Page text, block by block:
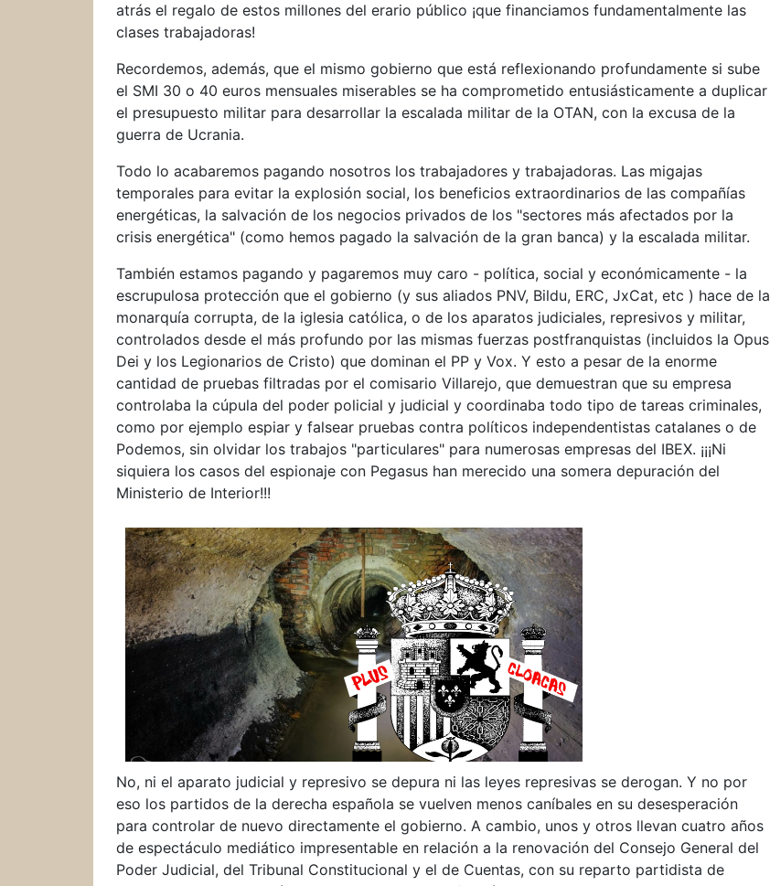
atrás el regalo de estos millones del erario público ¡que financiamos fundamentalmente las
clases trabajadoras!
Recordemos, además, que el mismo gobierno que está reflexionando profundamente si sube
el SMI 30 o 40 euros mensuales miserables se ha comprometido entusiásticamente a duplicar
el presupuesto militar para desarrollar la escalada militar de la OTAN, con la excusa de la
guerra de Ucrania.
Todo lo acabaremos pagando nosotros los trabajadores y trabajadoras. Las migajas
temporales para evitar la explosión social, los beneficios extraordinarios de las compañías
energéticas, la salvación de los negocios privados de los "sectores más afectados por la
crisis energética" (como hemos pagado la salvación de la gran banca) y la escalada militar.
También estamos pagando y pagaremos muy caro - política, social y económicamente - la
escrupulosa protección que el gobierno (y sus aliados PNV, Bildu, ERC, JxCat, etc ) hace de la
monarquía corrupta, de la iglesia católica, o de los aparatos judiciales, represivos y militar,
controlados desde el más profundo por las mismas fuerzas postfranquistas (incluidos la Opus
Dei y los Legionarios de Cristo) que dominan el PP y Vox. Y esto a pesar de la enorme
cantidad de pruebas filtradas por el comisario Villarejo, que demuestran que su empresa
controlaba la cúpula del poder policial y judicial y coordinaba todo tipo de tareas criminales,
como por ejemplo espiar y falsear pruebas contra políticos independentistas catalanes o de
Podemos, sin olvidar los trabajos "particulares" para numerosas empresas del IBEX. ¡¡¡Ni
siquiera los casos del espionaje con Pegasus han merecido una somera depuración del
Ministerio de Interior!!!
No, ni el aparato judicial y represivo se depura ni las leyes represivas se derogan. Y no por
eso los partidos de la derecha española se vuelven menos caníbales en su desesperación
para controlar de nuevo directamente el gobierno. A cambio, unos y otros llevan cuatro años
de espectáculo mediático impresentable en relación a la renovación del Consejo General del
Poder Judicial, del Tribunal Constitucional y el de Cuentas, con su reparto partidista de